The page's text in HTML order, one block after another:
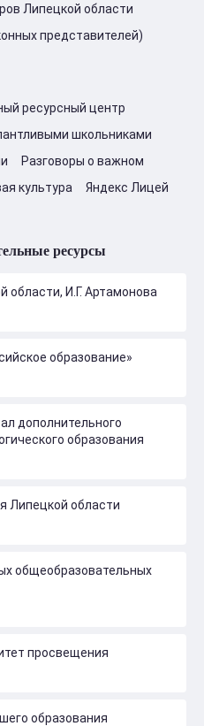
Липецкой области
представителей)
ресурсный центр
школьниками
Разговоры о важном
культура Яндекс Лицей
ресурсы
области, И.Г. Артамонова
образование»
дополнительного
образования
Липецкой области
общеобразовательных
просвещения
образования